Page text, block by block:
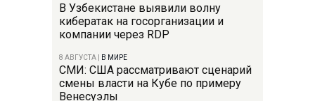
В Узбекистане выявили волну
кибератак на госорганизации и
компании через RDP
8 АВГУСТА В МИРЕ
СМИ: США рассматривают сценарий
смены власти на Кубе по примеру
Венесуэлы